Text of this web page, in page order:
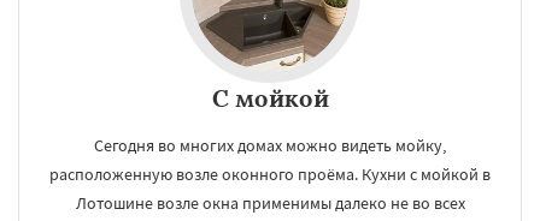
С мойкой
Сегодня во многих домах можно видеть мойку,
расположенную возле оконного проёма. Кухни с мойкой в
Лотошине возле окна применимы далеко не во всех